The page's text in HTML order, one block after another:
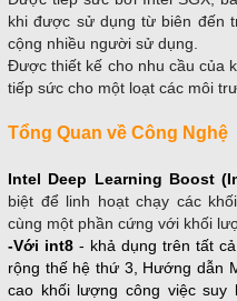
khi được sử dụng từ biên đến
cộng nhiều người sử dụng.
Được thiết kế cho nhu cầu của
tiếp sức cho một loạt các môi
Tổng Quan về Công Nghệ
Intel Deep Learning Boost
biệt để linh hoạt chạy các
cùng một phần cứng với khối
-Với int8 - khả dụng trên tất
rộng thế hệ thứ 3, Hướng dẫn
cao khối lượng công việc